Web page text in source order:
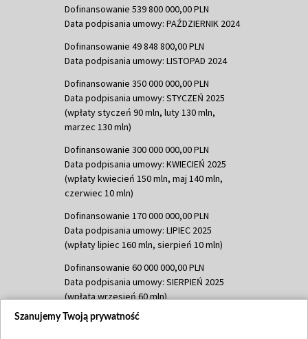
Dofinansowanie 539 800 000,00 PLN
Data podpisania umowy: PAŹDZIERNIK 2024
Dofinansowanie 49 848 800,00 PLN
Data podpisania umowy: LISTOPAD 2024
Dofinansowanie 350 000 000,00 PLN
Data podpisania umowy: STYCZEŃ 2025
(wpłaty styczeń 90 mln, luty 130 mln,
marzec 130 mln)
Dofinansowanie 300 000 000,00 PLN
Data podpisania umowy: KWIECIEŃ 2025
(wpłaty kwiecień 150 mln, maj 140 mln,
czerwiec 10 mln)
Dofinansowanie 170 000 000,00 PLN
Data podpisania umowy: LIPIEC 2025
(wpłaty lipiec 160 mln, sierpień 10 mln)
Dofinansowanie 60 000 000,00 PLN
Data podpisania umowy: SIERPIEŃ 2025
(wpłata wrzesień 60 mln)
Dofinansowanie 635 783 051,21 PLN
Szanujemy Twoją prywatność